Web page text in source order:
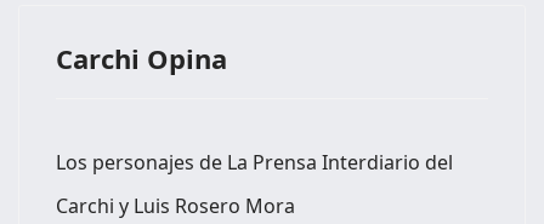
Carchi Opina
Los personajes de La Prensa Interdiario del
Carchi y Luis Rosero Mora